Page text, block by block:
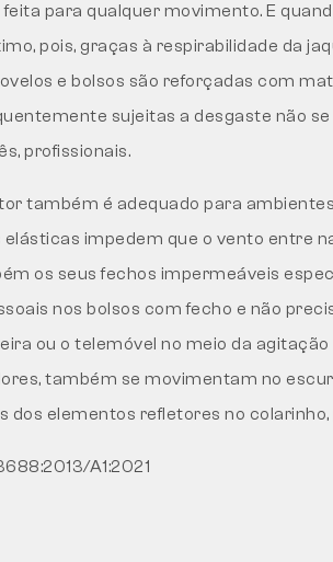
feita para qualquer movimento. E
pois, graças à respirabilidade da
e bolsos são reforçadas com
sujeitas a desgaste não
profissionais.
também é adequado para
impedem que o vento entre
os seus fechos impermeáveis
nos bolsos com fecho e não
ou o telemóvel no meio da
também se movimentam no
dos elementos refletores no
A1:2021